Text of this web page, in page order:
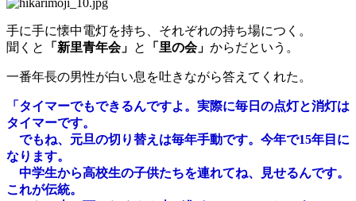
手に手に懐中電灯を持ち、それぞれの持ち場につく。
聞くと
「新里青年会」 と 「里の会」 からだという。
一番年長の男性が白い息を吐きながら答えてくれた。
「タイマーでもできるんですよ。実際に毎日の点灯と消灯は
タイマーです。
でもね、元旦の切り替えは毎年手動です。今年で15年目に
なります。
中学生から高校生の子供たちを連れてね、見せるんです。
これが伝統。